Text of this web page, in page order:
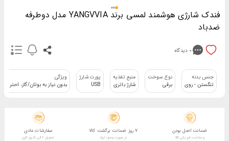
فندک شارژی هوشمند لمسی برند YANGVVIA مدل دوطرفه
ضدباد
0 دیدگاه
جنس بدنه
تنگستن - روی
نوع سوخت
برقی
منبع تغذیه
شارژ باتری
پورت شارژ
USB
ویژگی
بدون نیاز به بوتان/گاز،
ضمانت اصل بودن
و سلامت فیزیکی کالا
7 روز ضمانت برگشت کالا
در صورت وجود ایراد
سفارشات عادی
تحویل 2 الی 5 روز کاری